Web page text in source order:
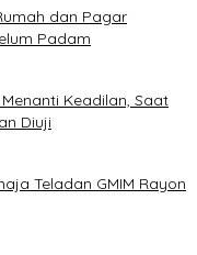
dan Pagar
Padam
Keadilan, Saat
Diuji
Teladan GMIM Rayon